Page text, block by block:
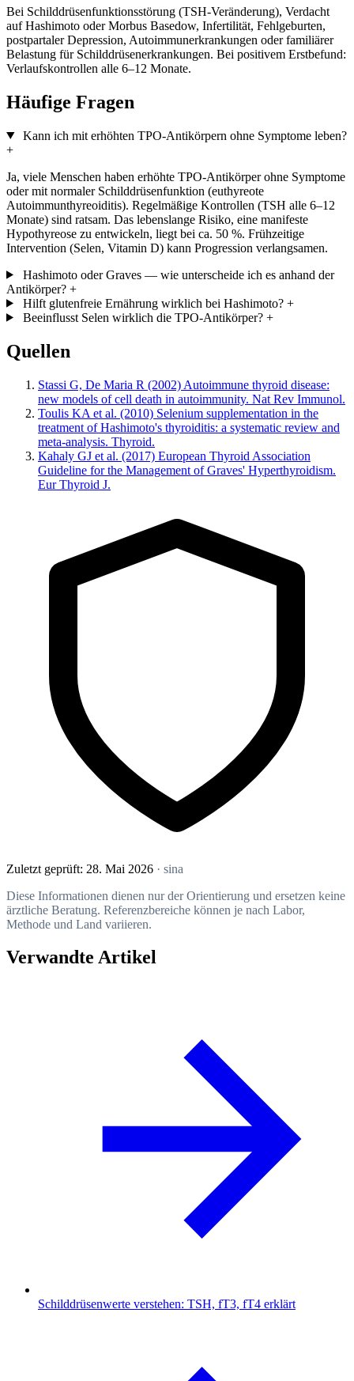
Bei Schilddrüsenfunktionsstörung (TSH-Veränderung), Verdacht
auf Hashimoto oder Morbus Basedow, Infertilität, Fehlgeburten,
postpartaler Depression, Autoimmunerkrankungen oder familiärer
Belastung für Schilddrüsenerkrankungen. Bei positivem Erstbefund:
Verlaufskontrollen alle 6–12 Monate.
Häufige Fragen
Kann ich mit erhöhten TPO-Antikörpern ohne Symptome leben?
+
Ja, viele Menschen haben erhöhte TPO-Antikörper ohne Symptome
oder mit normaler Schilddrüsenfunktion (euthyreote
Autoimmunthyreoiditis). Regelmäßige Kontrollen (TSH alle 6–12
Monate) sind ratsam. Das lebenslange Risiko, eine manifeste
Hypothyreose zu entwickeln, liegt bei ca. 50 %. Frühzeitige
Intervention (Selen, Vitamin D) kann Progression verlangsamen.
Hashimoto oder Graves — wie unterscheide ich es anhand der
Antikörper? +
Hilft glutenfreie Ernährung wirklich bei Hashimoto? +
Beeinflusst Selen wirklich die TPO-Antikörper? +
Quellen
Stassi G, De Maria R (2002) Autoimmune thyroid disease:
new models of cell death in autoimmunity. Nat Rev Immunol.
Toulis KA et al. (2010) Selenium supplementation in the
treatment of Hashimoto's thyroiditis: a systematic review and
meta-analysis. Thyroid.
Kahaly GJ et al. (2017) European Thyroid Association
Guideline for the Management of Graves' Hyperthyroidism.
Eur Thyroid J.
Zuletzt geprüft: 28. Mai 2026 · sina
Diese Informationen dienen nur der Orientierung und ersetzen keine
ärztliche Beratung. Referenzbereiche können je nach Labor,
Methode und Land variieren.
Verwandte Artikel
Schilddrüsenwerte verstehen: TSH, fT3, fT4 erklärt